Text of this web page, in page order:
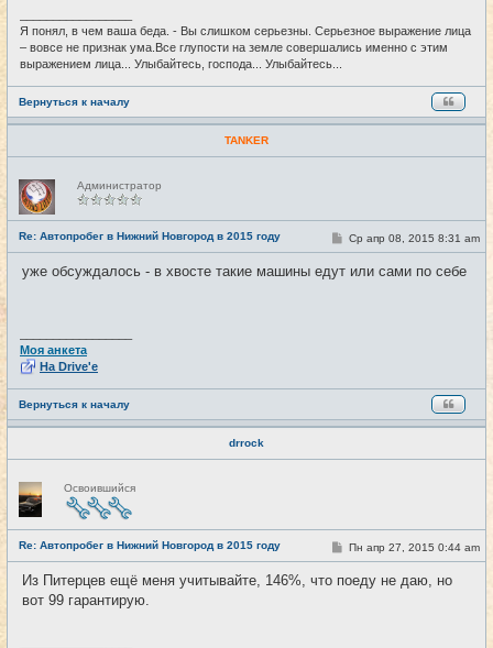
Я понял, в чем ваша беда. - Вы слишком серьезны. Серьезное выражение лица
– вовсе не признак ума.Все глупости на земле совершались именно с этим
выражением лица... Улыбайтесь, господа... Улыбайтесь...
Вернуться к началу
TANKER
Н
е
в
с
е
т
и
Администратор
Re: Автопробег в Нижний Новгород в 2015 году #101
С
о
Ср апр 08, 2015 8:31 am
уже обсуждалось - в хвосте такие машины едут или сами по себе
Моя анкета
На Drive'e
Вернуться к началу
drrock
Н
е
в
с
е
т
и
Освоившийся
Re: Автопробег в Нижний Новгород в 2015 году #102
С
о
б
Пн апр 27, 2015 0:44 am
Из Питерцев ещё меня учитывайте, 146%, что поеду не даю, но
вот 99 гарантирую.